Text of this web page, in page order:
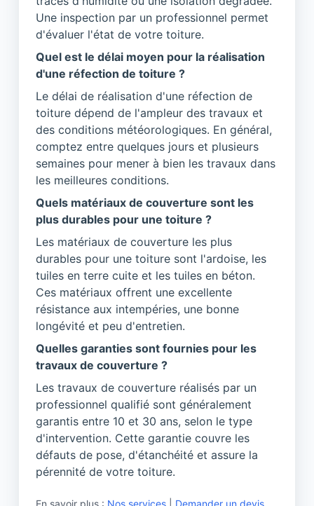
Une inspection par un professionnel permet
d'évaluer l'état de votre toiture.
Quel est le délai moyen pour la réalisation
d'une réfection de toiture ?
Le délai de réalisation d'une réfection de
toiture dépend de l'ampleur des travaux et
des conditions météorologiques. En général,
comptez entre quelques jours et plusieurs
semaines pour mener à bien les travaux dans
les meilleures conditions.
Quels matériaux de couverture sont les
plus durables pour une toiture ?
Les matériaux de couverture les plus
durables pour une toiture sont l'ardoise, les
tuiles en terre cuite et les tuiles en béton.
Ces matériaux offrent une excellente
résistance aux intempéries, une bonne
longévité et peu d'entretien.
Quelles garanties sont fournies pour les
travaux de couverture ?
Les travaux de couverture réalisés par un
professionnel qualifié sont généralement
garantis entre 10 et 30 ans, selon le type
d'intervention. Cette garantie couvre les
défauts de pose, d'étanchéité et assure la
pérennité de votre toiture.
En savoir plus : Nos services Demander un devis